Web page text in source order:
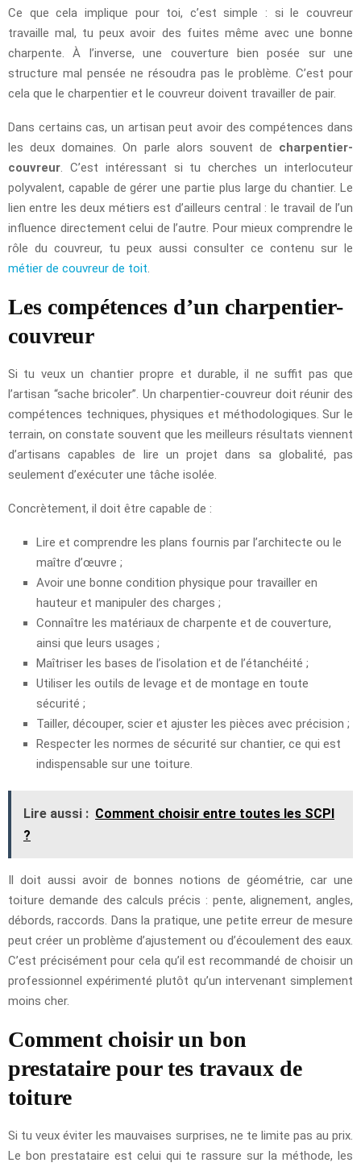
Ce que cela implique pour toi, c’est simple : si le couvreur
travaille mal, tu peux avoir des fuites même avec une bonne
charpente. À l’inverse, une couverture bien posée sur une
structure mal pensée ne résoudra pas le problème. C’est pour
cela que le charpentier et le couvreur doivent travailler de pair.
Dans certains cas, un artisan peut avoir des compétences dans
les deux domaines. On parle alors souvent de charpentier-
couvreur . C’est intéressant si tu cherches un interlocuteur
polyvalent, capable de gérer une partie plus large du chantier. Le
lien entre les deux métiers est d’ailleurs central : le travail de l’un
influence directement celui de l’autre. Pour mieux comprendre le
rôle du couvreur, tu peux aussi consulter ce contenu sur le
métier de couvreur de toit
Les compétences d’un charpentier-
couvreur
Si tu veux un chantier propre et durable, il ne suffit pas que
l’artisan “sache bricoler”. Un charpentier-couvreur doit réunir des
compétences techniques, physiques et méthodologiques. Sur le
terrain, on constate souvent que les meilleurs résultats viennent
d’artisans capables de lire un projet dans sa globalité, pas
seulement d’exécuter une tâche isolée.
Concrètement, il doit être capable de :
Lire et comprendre les plans fournis par l’architecte ou le
maître d’œuvre ;
Avoir une bonne condition physique pour travailler en
hauteur et manipuler des charges ;
Connaître les matériaux de charpente et de couverture,
ainsi que leurs usages ;
Maîtriser les bases de l’isolation et de l’étanchéité ;
Utiliser les outils de levage et de montage en toute
sécurité ;
Tailler, découper, scier et ajuster les pièces avec précision ;
Respecter les normes de sécurité sur chantier, ce qui est
indispensable sur une toiture.
Lire aussi : Comment choisir entre toutes les SCPI
?
Il doit aussi avoir de bonnes notions de géométrie, car une
toiture demande des calculs précis : pente, alignement, angles,
débords, raccords. Dans la pratique, une petite erreur de mesure
peut créer un problème d’ajustement ou d’écoulement des eaux.
C’est précisément pour cela qu’il est recommandé de choisir un
professionnel expérimenté plutôt qu’un intervenant simplement
moins cher.
Comment choisir un bon
prestataire pour tes travaux de
toiture
Si tu veux éviter les mauvaises surprises, ne te limite pas au prix.
Le bon prestataire est celui qui te rassure sur la méthode, les